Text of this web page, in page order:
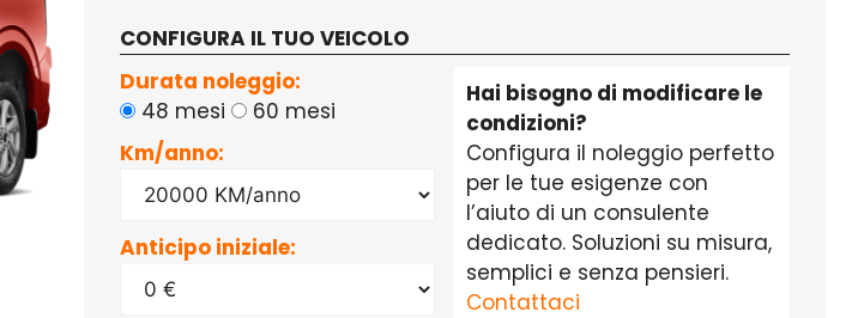
CONFIGURA IL TUO VEICOLO
Durata noleggio:
48 mesi
60 mesi
Km/anno:
Anticipo iniziale:
Hai bisogno di modificare le
condizioni?
Configura il noleggio perfetto
per le tue esigenze con
l’aiuto di un consulente
dedicato. Soluzioni su misura,
semplici e senza pensieri.
Contattaci